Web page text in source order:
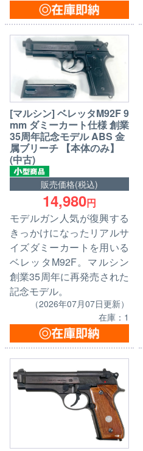
[マルシン] ベレッタM92F 9
mm ダミーカート仕様 創業
35周年記念モデル ABS 金
属ブリーチ 【本体のみ】
(中古)
販売価格(税込)
14,980円
モデルガン人気が復興する
きっかけになったリアルサ
イズダミーカートを用いる
ベレッタM92F。マルシン
創業35周年に再発売された
記念モデル。
（2026年07月07日更新）
在庫：1